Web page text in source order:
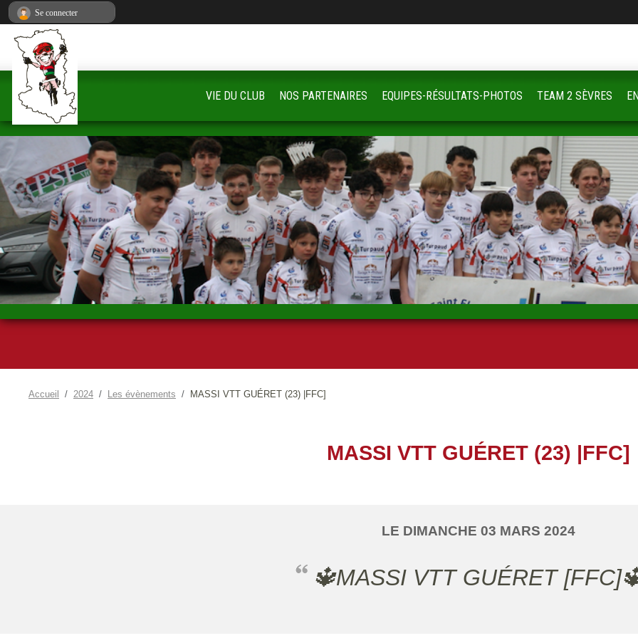
Accueil 2024 Les évènements MASSI VTT GUÉRET (23) |FFC]
MASSI VTT GUÉRET (23) |FFC]
LE DIMANCHE 03 MARS 2024
🔱MASSI VTT GUÉRET
VIE DU CLUB NOS PARTENAIRES EQUIPES-RÉSULTATS-PHOTOS TEAM 2 SÈVRES
Se connecter
Panneau de gestion des cookies